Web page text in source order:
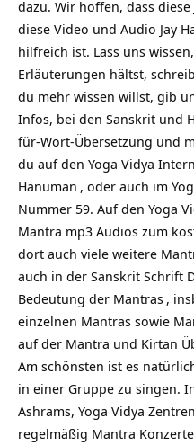
dazu. Wir hoffen, dass
diese Video und Audio Jay
hilfreich ist. Lass uns
Erläuterungen hältst,
du mehr wissen willst, gib
Infos, bei den Sanskrit und
für-Wort-Übersetzung und
du auf den Yoga Vidya
Hanuman , oder auch im
Nummer 59. Auf den Yoga
Mantra mp3 Audios zum
dort auch viele weitere
auch in der Sanskrit Schrift
Bedeutung der Mantras ,
einzelnen Mantras sowie
aufder Mantra und Kirtan
Am schönsten ist es
in einer Gruppe zu singen.
Ashrams, Yoga Vidya
regelmäßig Mantra